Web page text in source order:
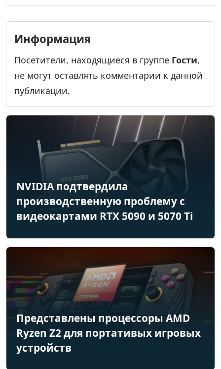
Информация
Посетители, находящиеся в группе Гости,
не могут оставлять комментарии к данной
публикации.
NVIDIA подтвердила
производственную проблему с
видеокартами RTX 5090 и 5070 Ti
Представлены процессоры AMD
Ryzen Z2 для портативых игровых
устройств